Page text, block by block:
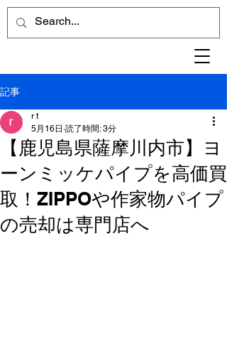
記事
【鹿児島県薩摩川内市】ヨ
ーンミッケパイプを高価買
取！ZIPPOや作家物パイプ
の売却は専門店へ
r t
5月16日 読了時間: 3分